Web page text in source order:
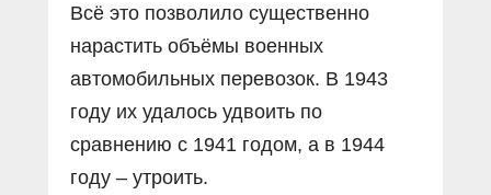
Всё это позволило существенно
нарастить объёмы военных
автомобильных перевозок. В 1943
году их удалось удвоить по
сравнению с 1941 годом, а в 1944
году – утроить.